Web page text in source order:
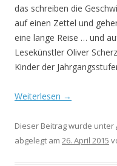
das schreiben die
auf einen Zettel und
eine lange Reise … und
Lesekünstler Oliver
Kinder der
Weiterlesen →
Dieser Beitrag wurde unter
abgelegt am 26. April 2015